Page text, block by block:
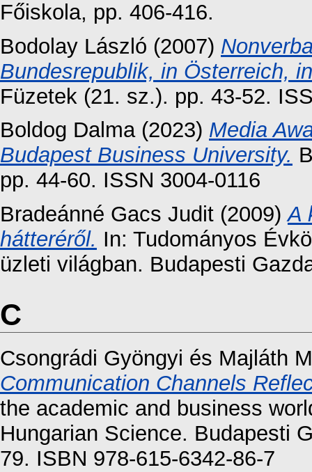
Főiskola, pp. 406-416.
Bodolay László (2007)
Bundesrepublik, in Österreich,
Füzetek (21. sz.). pp. 43-52.
Boldog Dalma(2023) Media
Budapest Business University.
pp. 44-60. ISSN 3004-0116
Bradeánné Gacs Judit (2009)A
hátteréről. In: Tudományos
üzleti világban. Budapesti
C
Csongrádi Gyöngyi és Majláth
Communication Channels
the academic and business
Hungarian Science. Budapesti
79. ISBN 978-615-6342-86-7